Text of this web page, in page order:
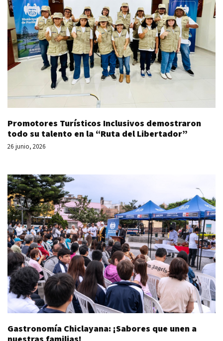
Promotores Turísticos Inclusivos demostraron
todo su talento en la “Ruta del Libertador”
26 junio, 2026
Gastronomía Chiclayana: ¡Sabores que unen a